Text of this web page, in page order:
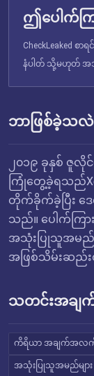
ဤပေါက်က
CheckLeaked စ
နံပါတ် သို့မဟုတ် အ
ဘာဖြစ်ခဲ့သလဲ
၂၀၁၉ ခုနှစ် ဇူ
ကြုံတွေ့ခဲ့ရသည်
တိုက်ခိုက်ခဲ့ပြီး ဒ
သည်။ ပေါက်ကြာ
အသုံးပြုသူအမည်မျ
အဖြစ်သိမ်းဆည်း
သတင်းအချ
ကိရိယာ အချက်အလ
အသုံးပြုသူအမည်များ